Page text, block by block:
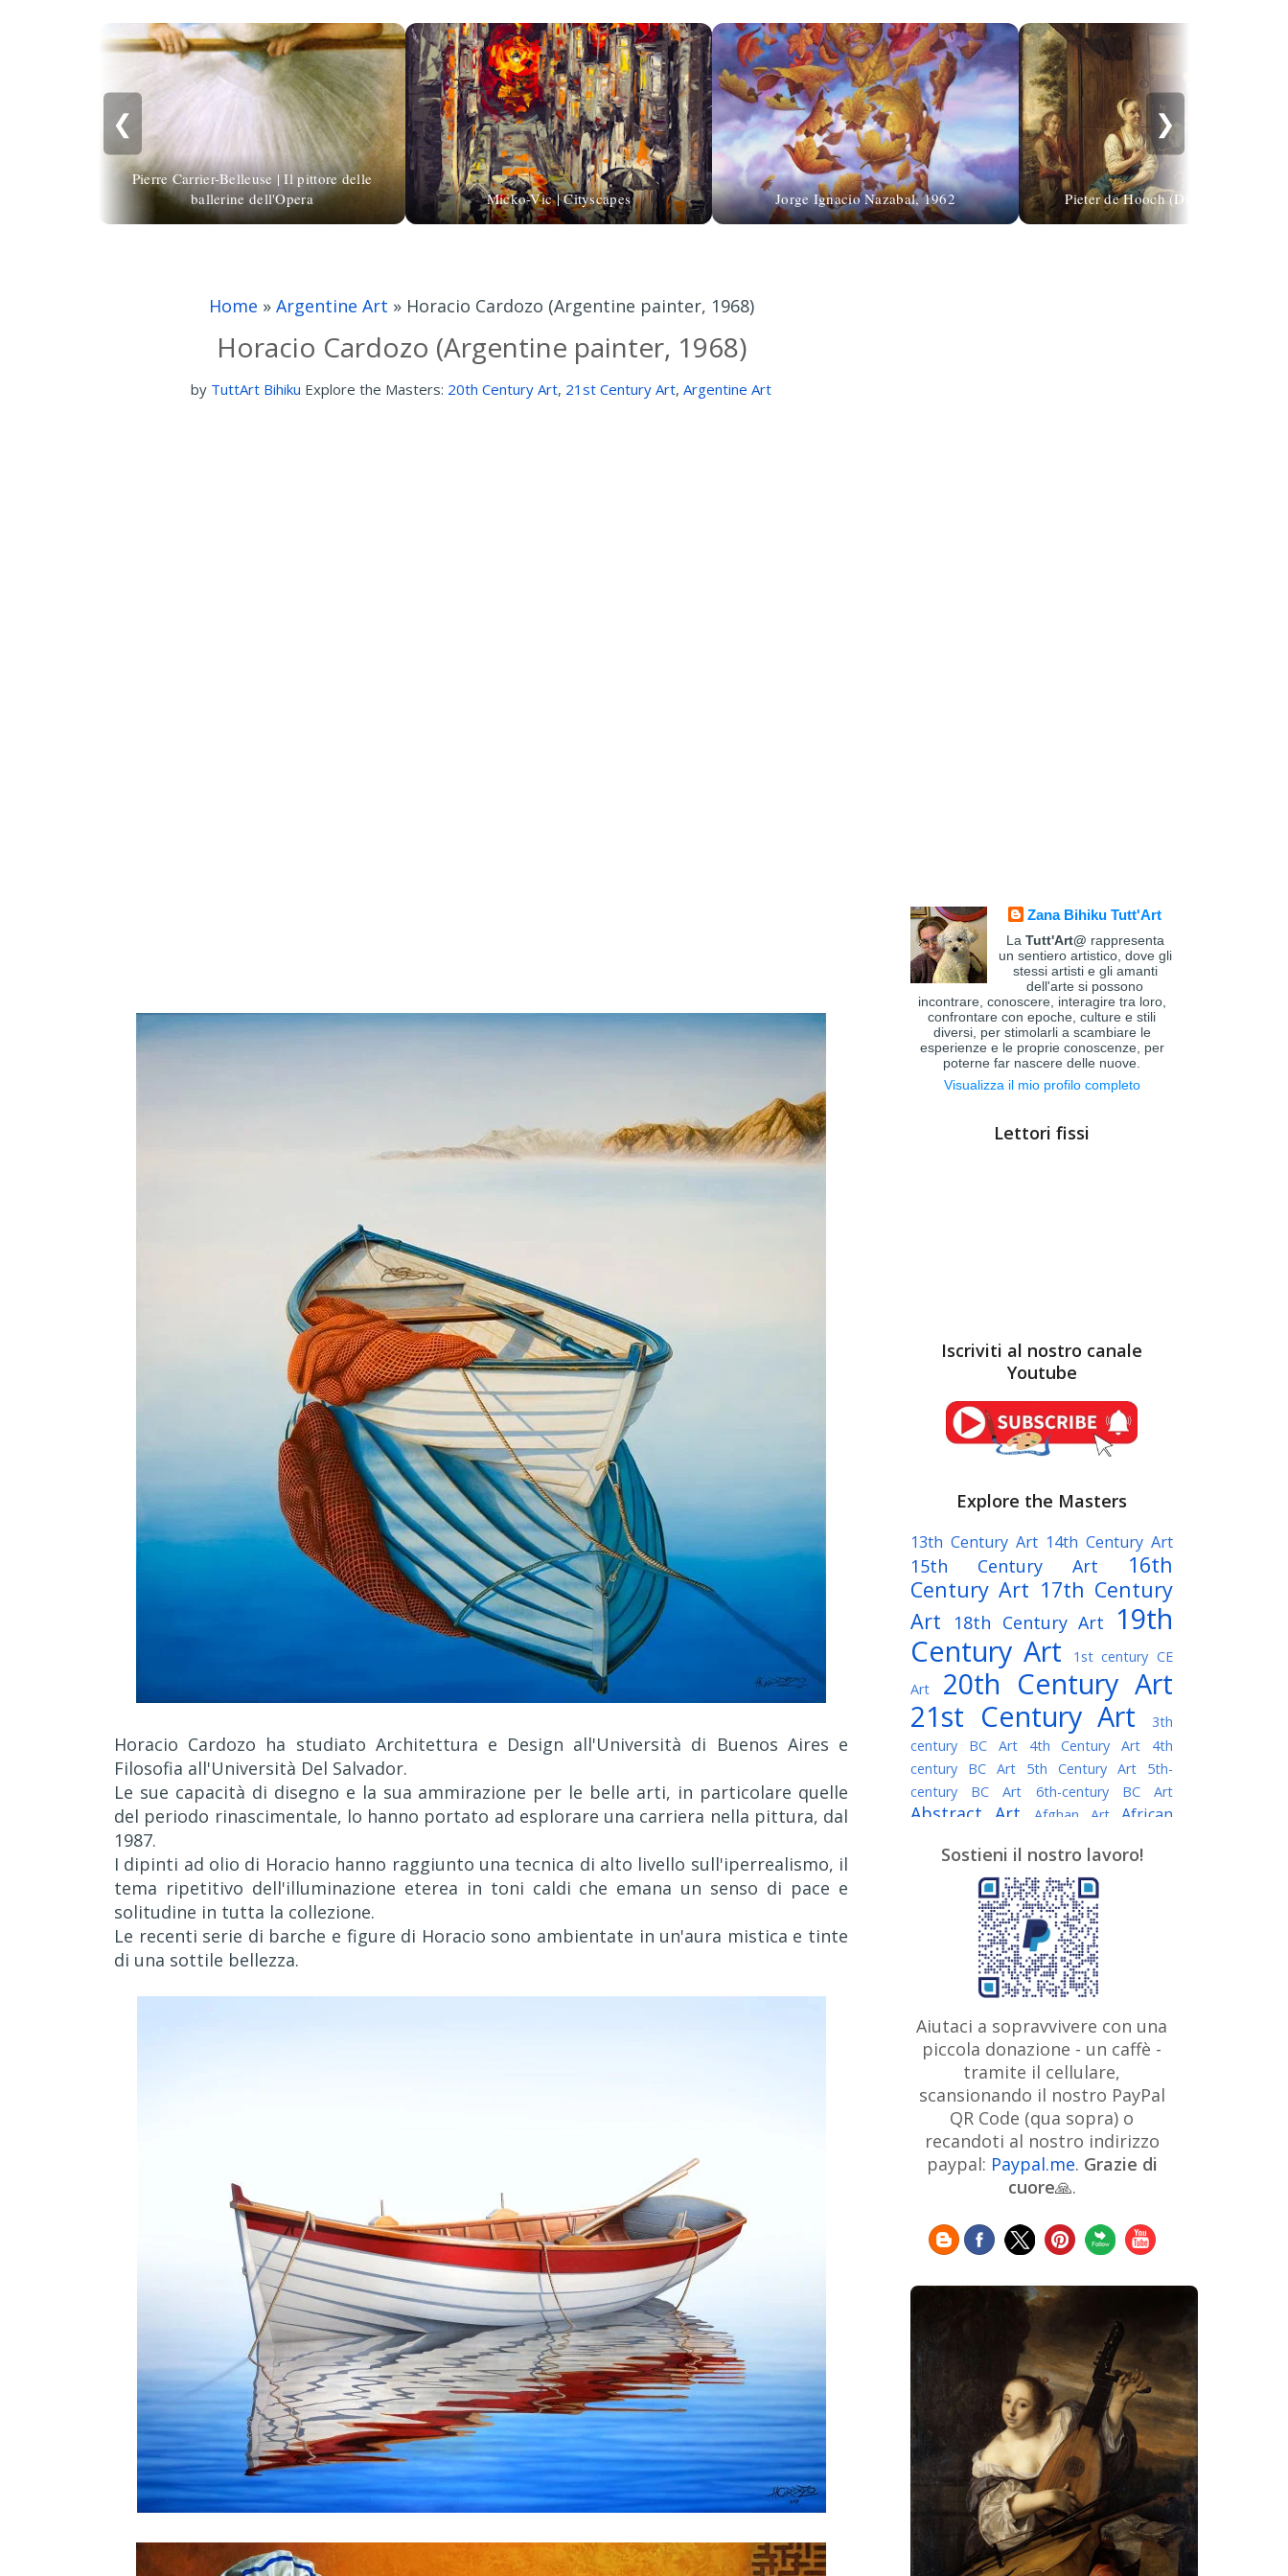
❮
Pierre Carrier-Belleuse | Il pittore delle
ballerine dell'Opera
Micko-Vic | Cityscapes Jorge Ignacio Nazabal, 1962 Pieter de Hooch (Dutch, 1629-
❯
Home » Argentine Art » Horacio Cardozo (Argentine painter, 1968)
Horacio Cardozo (Argentine painter, 1968)
by TuttArt Bihiku Explore the Masters: 20th Century Art, 21st Century Art, Argentine Art
Horacio Cardozo ha studiato Architettura e Design all'Università di Buenos Aires e
Filosofia all'Università Del Salvador.
Le sue capacità di disegno e la sua ammirazione per le belle arti, in particolare quelle
del periodo rinascimentale, lo hanno portato ad esplorare una carriera nella pittura, dal
1987.
I dipinti ad olio di Horacio hanno raggiunto una tecnica di alto livello sull'iperrealismo, il
tema ripetitivo dell'illuminazione eterea in toni caldi che emana un senso di pace e
solitudine in tutta la collezione.
Le recenti serie di barche e figure di Horacio sono ambientate in un'aura mistica e tinte
di una sottile bellezza.
Zana Bihiku Tutt'Art
La Tutt'Art@ rappresenta
un sentiero artistico, dove gli
stessi artisti e gli amanti
dell'arte si possono
incontrare, conoscere, interagire tra loro,
confrontare con epoche, culture e stili
diversi, per stimolarli a scambiare le
esperienze e le proprie conoscenze, per
poterne far nascere delle nuove.
Visualizza il mio profilo completo
Lettori fissi
Iscriviti al nostro canale
Youtube
Explore the Masters
13th Century Art 14th Century Art
15th Century Art
16th
Century Art 17th Century
Art
18th Century Art
19th
Century Art
1st century CE
Art
20th Century Art
21st Century Art
3th
century BC Art
4th Century Art
4th
century BC Art
5th Century Art
5th-
century BC Art
6th-century BC Art
Abstract Art Afghan Art
African
Algerian painter American Art
Argentine Art Armenian painter
Art history Art Institute of Chicago
Art Quotes - Literature
Australian Art Austrian Art
Austro-Hungarian Art Awarded
Artist
Baroque Art
Belarusian
Art Belgian Art Bohemian Art Bolivian
Bosnian Art Brazilian Art British
Art British Museum Brooklyn Museum
Bulgarian Art Burmese Art Canadian
Art
Caravaggio
Chilean Art
Chinese Art Christie's
Claude
Cleveland Museum of Art
ArtCzech ArtistDanish Art Digital
Art Dutch Art Édouard Manet
Expressionism Fauve Art
Flemish Art
French Art Frick Collection
GAM Milano GAM Torino
Genre painter Georgian Art
German Art Getty Museum Greek
Art
Guatemalan Artist Henri Matisse
Hermitage Museum Hungarian Art
Impressionism Art
Indian
Art
Indonesian art Iranian Art Irish
Art
Israeli Art Italian Art
Japanese Art
Jewish Art
Sostieni il nostro lavoro!
Aiutaci a sopravvivere con una
piccola donazione - un caffè -
tramite il cellulare,
scansionando il nostro PayPal
QR Code (qua sopra) o
recandoti al nostro indirizzo
paypal: Paypal.me. Grazie di
cuore🙏.